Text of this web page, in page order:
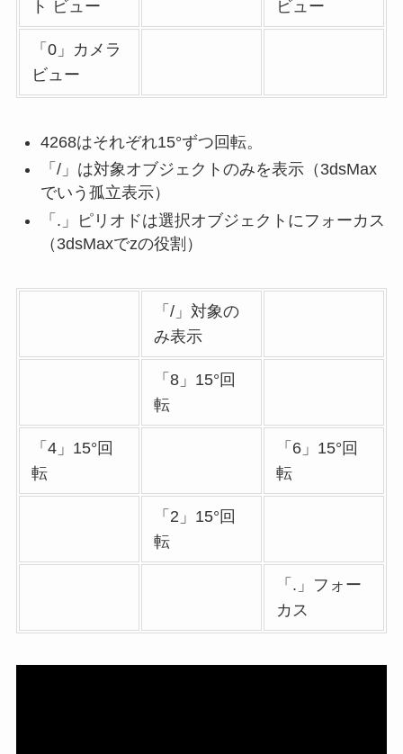
ト ビュー ビュー
「0」カメラ
ビュー
4268はそれぞれ15°ずつ回転。
「/」は対象オブジェクトのみを表示（3dsMax
でいう孤立表示）
「.」ピリオドは選択オブジェクトにフォーカス
（3dsMaxでzの役割）
「/」対象の
み表示
「8」15°回
転
「4」15°回
転
「6」15°回
転
「2」15°回
転
「.」フォー
カス